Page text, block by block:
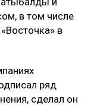
в том числе
в
ряд
сделал он